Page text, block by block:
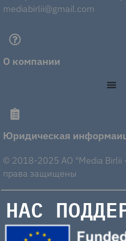
mediabirlii@gmail.com
О компании
Юридическая
© 2018-2025 AO "Media Birlii
права защищены
НАС